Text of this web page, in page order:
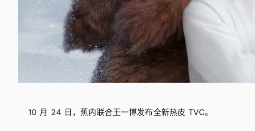
10 月 24 日，蕉内联合王一博发布全新热皮 TVC。